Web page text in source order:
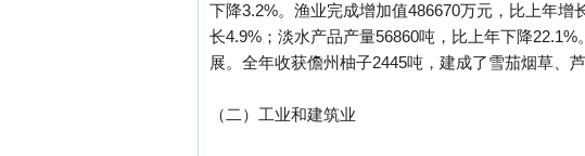
下降3.2%。渔业完成增加值486670万元，比上年
长4.9%；淡水产品产量56860吨，比上年下降
展。全年收获儋州柚子2445吨，建成了雪茄烟草、
（二）工业和建筑业